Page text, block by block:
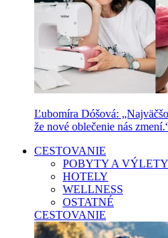
Ľubomíra Dóšová:
že nové oblečenie nás
CESTOVANIE
POBYTY A VÝLETY
HOTELY
WELLNESS
OSTATNÉ
CESTOVANIE